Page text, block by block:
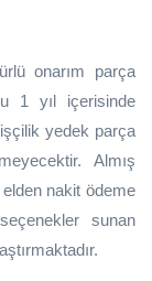
onarım parça
1 yıl içerisinde
yedek parça
Almış
nakit ödeme
sunan